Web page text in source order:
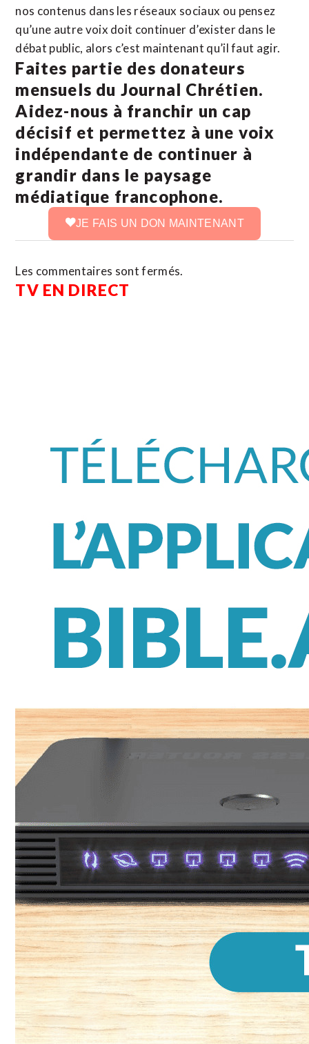
nos contenus dans les réseaux sociaux ou pensez
qu’une autre voix doit continuer d’exister dans le
débat public, alors c’est maintenant qu’il faut agir.
Faites partie des donateurs
mensuels du Journal Chrétien.
Aidez-nous à franchir un cap
décisif et permettez à une voix
indépendante de continuer à
grandir dans le paysage
médiatique francophone.
JE FAIS UN DON MAINTENANT
Les commentaires sont fermés.
TV EN DIRECT